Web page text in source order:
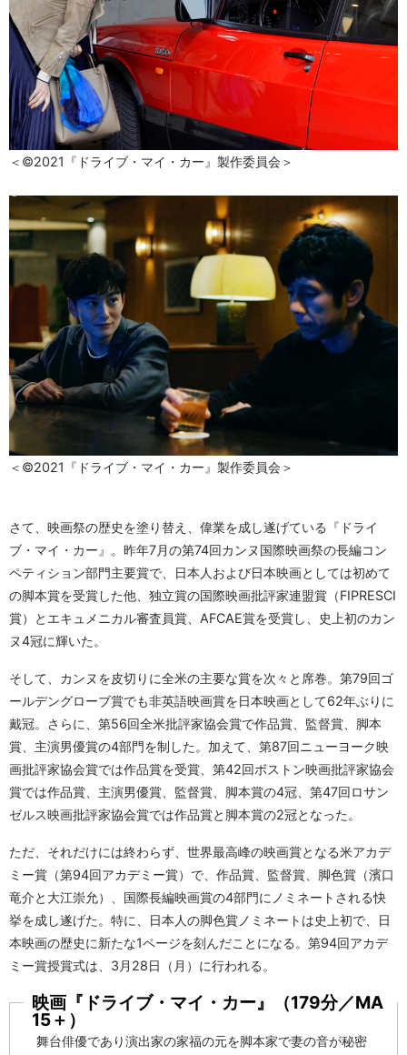
＜©2021『ドライブ・マイ・カー』製作委員会＞
＜©2021『ドライブ・マイ・カー』製作委員会＞
さて、映画祭の歴史を塗り替え、偉業を成し遂げている『ドライ
ブ・マイ・カー』。昨年7月の第74回カンヌ国際映画祭の長編コン
ペティション部門主要賞で、日本人および日本映画としては初めて
の脚本賞を受賞した他、独立賞の国際映画批評家連盟賞（FIPRESCI
賞）とエキュメニカル審査員賞、AFCAE賞を受賞し、史上初のカン
ヌ4冠に輝いた。
そして、カンヌを皮切りに全米の主要な賞を次々と席巻。第79回ゴ
ールデングローブ賞でも非英語映画賞を日本映画として62年ぶりに
戴冠。さらに、第56回全米批評家協会賞で作品賞、監督賞、脚本
賞、主演男優賞の4部門を制した。加えて、第87回ニューヨーク映
画批評家協会賞では作品賞を受賞、第42回ボストン映画批評家協会
賞では作品賞、主演男優賞、監督賞、脚本賞の4冠、第47回ロサン
ゼルス映画批評家協会賞では作品賞と脚本賞の2冠となった。
ただ、それだけには終わらず、世界最高峰の映画賞となる米アカデ
ミー賞（第94回アカデミー賞）で、作品賞、監督賞、脚色賞（濱口
竜介と大江崇允）、国際長編映画賞の4部門にノミネートされる快
挙を成し遂げた。特に、日本人の脚色賞ノミネートは史上初で、日
本映画の歴史に新たな1ページを刻んだことになる。第94回アカデ
ミー賞授賞式は、3月28日（月）に行われる。
映画『ドライブ・マイ・カー』（179分／MA
15＋）
舞台俳優であり演出家の家福の元を脚本家で妻の音が秘密